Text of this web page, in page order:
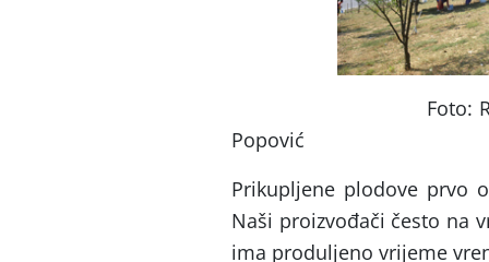
Foto: R.
Popović
Prikupljene plodove prvo
Naši proizvođači često na
ima produljeno vrijeme